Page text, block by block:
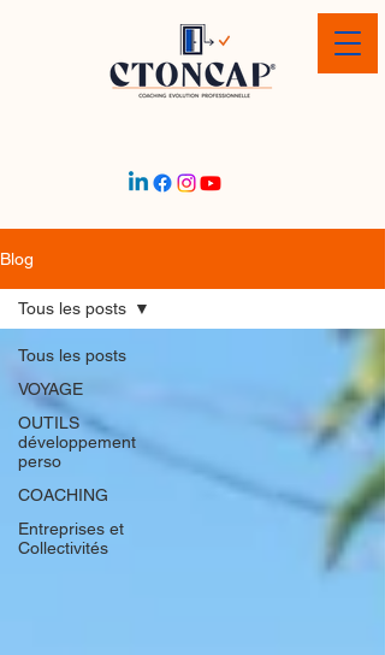
Blog
Tous les posts
VOYAGE
OUTILS
développement
perso
COACHING
Entreprises et
Collectivités
Tous les posts